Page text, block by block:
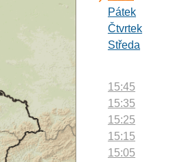
Pátek
Čtvrtek
Středa
15:45
15:35
15:25
15:15
15:05